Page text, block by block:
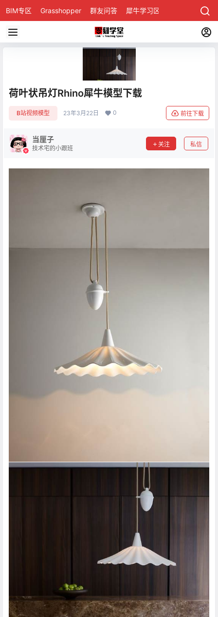
BIM专区 Grasshopper 群友问答 犀牛学习区
荷叶状吊灯Rhino犀牛模型下载
B站视频模型 23年3月22日 0 前往下载
当厘子
技术宅的小跟班
关注 私信